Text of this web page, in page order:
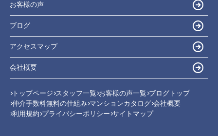
お客様の声
ブログ
アクセスマップ
会社概要
トップページ スタッフ一覧 お客様の声一覧 ブログトップ
仲介手数料無料の仕組み マンションカタログ 会社概要
利用規約 プライバシーポリシー サイトマップ